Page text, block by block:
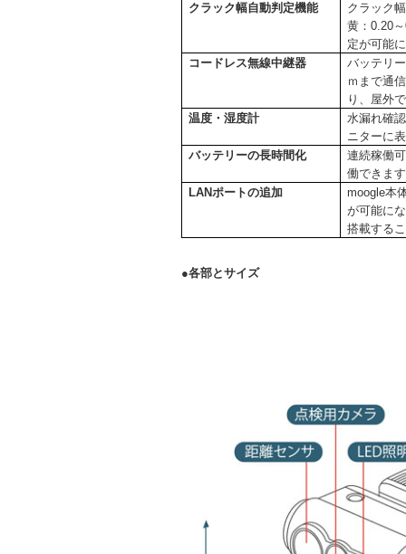
クラック幅自動判定機能
クラック
黄：0.20
定が可能
コードレス無線中継器
バッテリ
ｍまで通
り、屋外
温度・湿度計
水漏れ確
ニターに
バッテリーの長時間化
連続稼働
働できま
LANポートの追加
moogle本
が可能に
搭載する
●各部とサイズ